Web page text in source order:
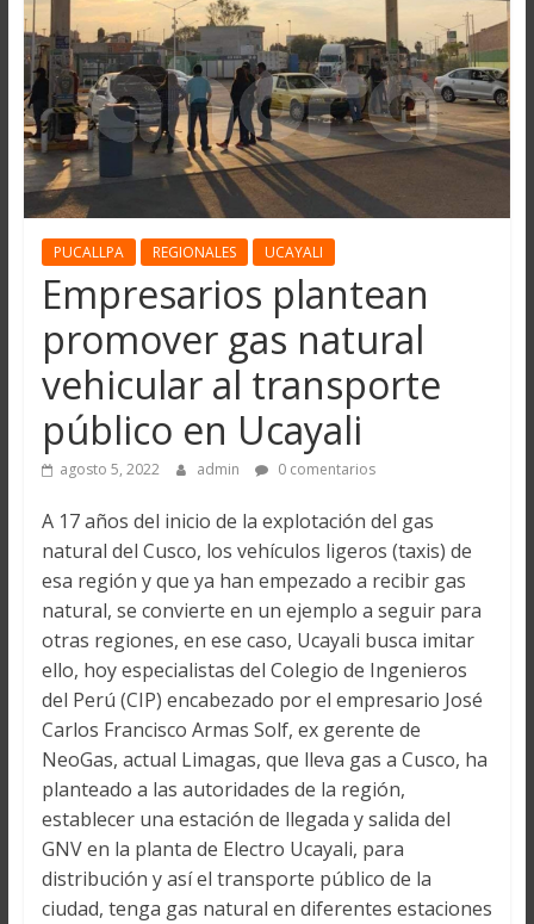
PUCALLPA REGIONALES UCAYALI
Empresarios plantean
promover gas natural
vehicular al transporte
público en Ucayali
agosto 5, 2022 admin 0 comentarios
A 17 años del inicio de la explotación del gas
natural del Cusco, los vehículos ligeros (taxis) de
esa región y que ya han empezado a recibir gas
natural, se convierte en un ejemplo a seguir para
otras regiones, en ese caso, Ucayali busca imitar
ello, hoy especialistas del Colegio de Ingenieros
del Perú (CIP) encabezado por el empresario José
Carlos Francisco Armas Solf, ex gerente de
NeoGas, actual Limagas, que lleva gas a Cusco, ha
planteado a las autoridades de la región,
establecer una estación de llegada y salida del
GNV en la planta de Electro Ucayali, para
distribución y así el transporte público de la
ciudad, tenga gas natural en diferentes estaciones